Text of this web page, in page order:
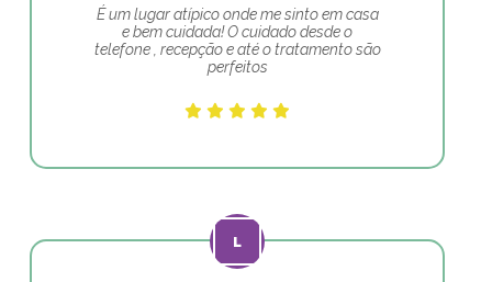
É um lugar atípico onde me sinto em casa
e bem cuidada! O cuidado desde o
telefone , recepção e até o tratamento são
perfeitos